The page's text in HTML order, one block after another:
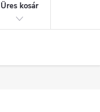
Üres kosár